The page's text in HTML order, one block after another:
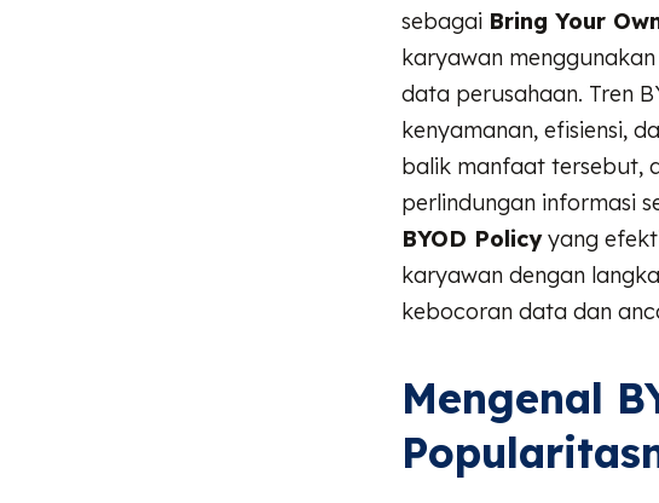
sebagai Bring Your
karyawan
data perusahaan. Tren
kenyamanan, efisiensi,
balik manfaat tersebut,
perlindungan informasi
BYOD Policyyang
karyawan dengan
kebocoran data dan
Mengenal